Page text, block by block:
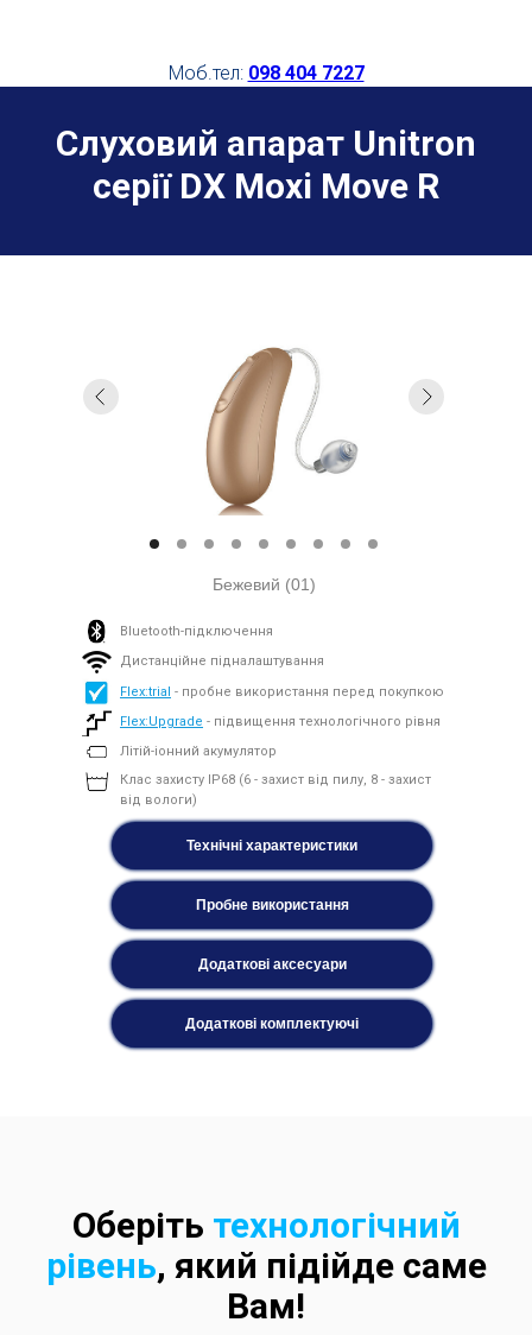
Моб.тел: 098 404 7227
Слуховий апарат Unitron
серії DX Moxi Move R
Бежевий (01)
Дистанційне підналаштування
Flex:trial - пробне використання перед покупкою
Flex:Upgrade - підвищення технологічного рівня
Літій-іонний акумулятор
Клас захисту IP68 (6 - захист від пилу, 8 - захист
від вологи)
Bluetooth-підключення
Технічні характеристики
Пробне використання
Додаткові аксесуари
Додаткові комплектуючі
Оберіть технологічний
рівень, який підійде саме
Вам!